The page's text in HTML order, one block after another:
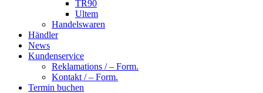
TR90
Ultem
Handelswaren
Händler
News
Kundenservice
Reklamations / – Form.
Kontakt / – Form.
Termin buchen